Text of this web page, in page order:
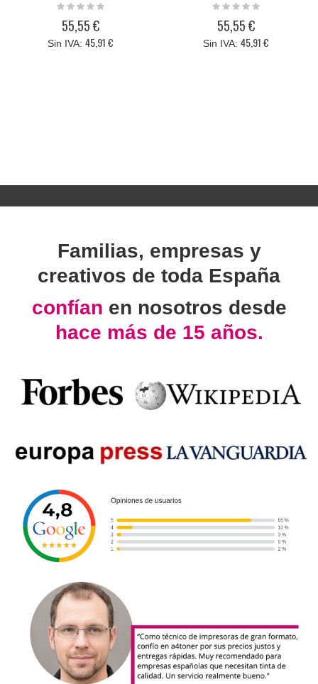
593-10170
Rating:
55,55 €
45,91 €
593-10173
Rating:
55,55 €
45,91 €
Familias, empresas y
creativos de toda España
confían en nosotros desde
hace más de 15 años.